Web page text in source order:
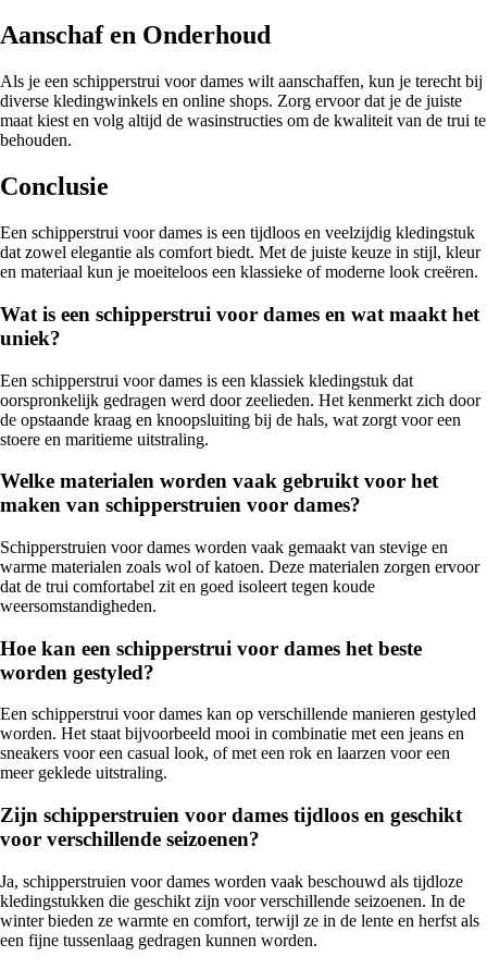
Aanschaf en Onderhoud
Als je een schipperstrui voor dames wilt aanschaffen, kun je terecht bij
diverse kledingwinkels en online shops. Zorg ervoor dat je de juiste
maat kiest en volg altijd de wasinstructies om de kwaliteit van de trui te
behouden.
Conclusie
Een schipperstrui voor dames is een tijdloos en veelzijdig kledingstuk
dat zowel elegantie als comfort biedt. Met de juiste keuze in stijl, kleur
en materiaal kun je moeiteloos een klassieke of moderne look creëren.
Wat is een schipperstrui voor dames en wat maakt het
uniek?
Een schipperstrui voor dames is een klassiek kledingstuk dat
oorspronkelijk gedragen werd door zeelieden. Het kenmerkt zich door
de opstaande kraag en knoopsluiting bij de hals, wat zorgt voor een
stoere en maritieme uitstraling.
Welke materialen worden vaak gebruikt voor het
maken van schipperstruien voor dames?
Schipperstruien voor dames worden vaak gemaakt van stevige en
warme materialen zoals wol of katoen. Deze materialen zorgen ervoor
dat de trui comfortabel zit en goed isoleert tegen koude
weersomstandigheden.
Hoe kan een schipperstrui voor dames het beste
worden gestyled?
Een schipperstrui voor dames kan op verschillende manieren gestyled
worden. Het staat bijvoorbeeld mooi in combinatie met een jeans en
sneakers voor een casual look, of met een rok en laarzen voor een
meer geklede uitstraling.
Zijn schipperstruien voor dames tijdloos en geschikt
voor verschillende seizoenen?
Ja, schipperstruien voor dames worden vaak beschouwd als tijdloze
kledingstukken die geschikt zijn voor verschillende seizoenen. In de
winter bieden ze warmte en comfort, terwijl ze in de lente en herfst als
een fijne tussenlaag gedragen kunnen worden.